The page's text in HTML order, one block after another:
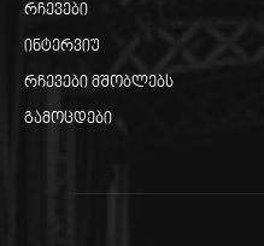
რჩევები
ინტერვიუ
რჩევები მშობლებს
გამოცდები